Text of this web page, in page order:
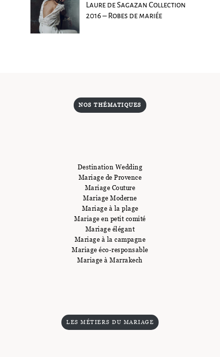
Laure de Sagazan Collection
2016 – Robes de mariée
NOS THÉMATIQUES
Destination Wedding
Mariage de Provence
Mariage Couture
Mariage Moderne
Mariage à la plage
Mariage en petit comité
Mariage élégant
Mariage à la campagne
Mariage éco-responsable
Mariage à Marrakech
LES MÉTIERS DU MARIAGE